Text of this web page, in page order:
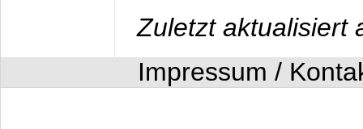
Zuletzt aktualisiert
Impressum /